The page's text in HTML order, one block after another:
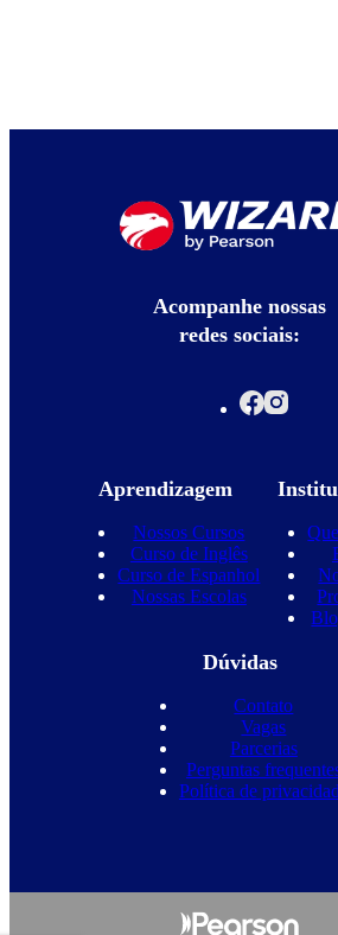
Acompanhe nossas
redes sociais:
Aprendizagem
Nossos Cursos
Curso de Inglês
Curso de Espanhol
Nossas Escolas
Dúvidas
Contato
Vagas
Parcerias
Perguntas
Política de